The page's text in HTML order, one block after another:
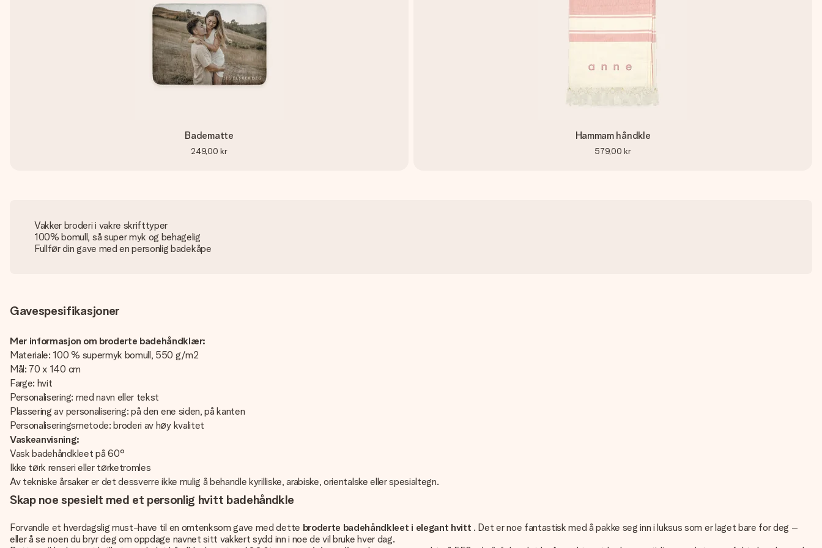
Badematte
249,00 kr
Hammam håndkle
579,00 kr
Vakker broderi i vakre skrifttyper
100% bomull, så super myk og behagelig
Fullfør din gave med en personlig badekåpe
Gavespesifikasjoner
Mer informasjon om broderte badehåndklær:
Materiale: 100 % supermyk bomull, 550 g/m2
Mål: 70 x 140 cm
Farge: hvit
Personalisering: med navn eller tekst
Plassering av personalisering: på den ene siden, på kanten
Personaliseringsmetode: broderi av høy kvalitet
Vaskeanvisning:
Vask badehåndkleet på 60°
Ikke tørk renseri eller tørketromles
Av tekniske årsaker er det dessverre ikke mulig å behandle kyrilliske, arabiske, orientalske eller spesialtegn.
Skap noe spesielt med et personlig hvitt badehåndkle
Forvandle et hverdagslig must-have til en omtenksom gave med dette broderte badehåndkleet i elegant hvitt . Det er noe fantastisk med å pakke seg inn i luksus som er laget bare for deg –
eller å se noen du bryr deg om oppdage navnet sitt vakkert sydd inn i noe de vil bruke hver dag.